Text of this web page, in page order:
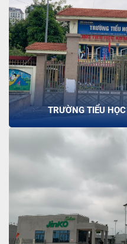
TRƯỜNG TIỂU